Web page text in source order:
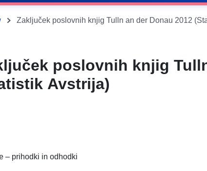
Zaključek poslovnih knjig Tulln an der Donau 2012
poslovnih knjig
Avstrija)
– prihodki in odhodki